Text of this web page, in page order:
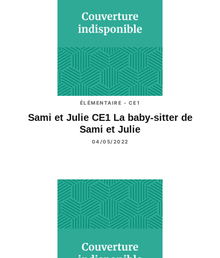
ÉLÉMENTAIRE - CE1
Sami et Julie CE1 La baby-sitter de
Sami et Julie
04/05/2022